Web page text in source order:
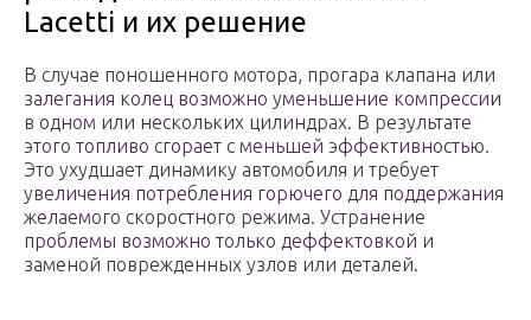
Lacetti и их решение
В случае поношенного мотора, прогара клапана или
залегания колец возможно уменьшение компрессии
в одном или нескольких цилиндрах. В результате
этого топливо сгорает с меньшей эффективностью.
Это ухудшает динамику автомобиля и требует
увеличения потребления горючего для поддержания
желаемого скоростного режима. Устранение
проблемы возможно только деффектовкой и
заменой поврежденных узлов или деталей.